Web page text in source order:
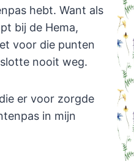
hebt. Want als
bij de Hema,
voor die punten
nooit weg.
er voor zorgde
in mijn